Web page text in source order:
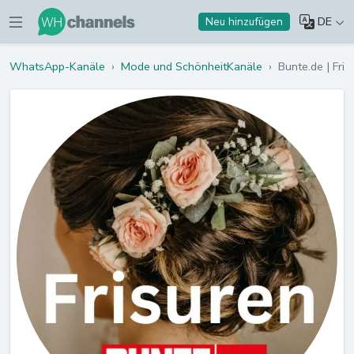
Neu hinzufügen DE
WhatsApp-Kanäle › Mode und SchönheitKanäle › Bunte.de |